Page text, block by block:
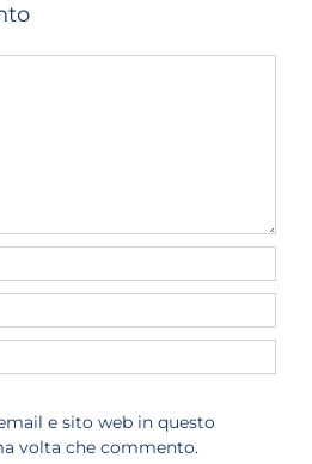
e sito web in questo
volta che commento.